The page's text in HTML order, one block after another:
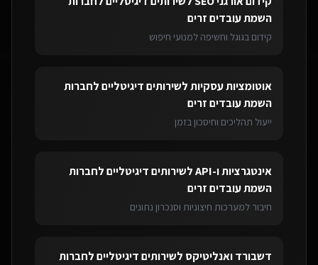
השמת עובדים זרים
קידום בגוגל וחשיפה למנועי חיפוש
אוטומציות עסקיותלשירותים דיגיטליים לחברות
השמת עובדים זרים
ייעול תהליכים וחיסכון בזמן
אינטגרציות ו-API לשירותים דיגיטליים לחברות
השמת עובדים זרים
חיבור למערכות חיצוניות וסנכרון נתונים
דשבורד ואנליטיקס לשירותים דיגיטליים לחברות